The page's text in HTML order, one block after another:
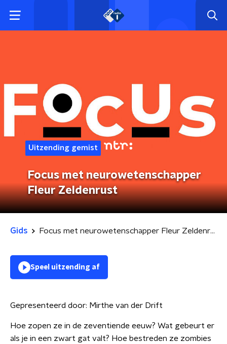
Uitzending gemist
Focus met neurowetenschapper
Fleur Zeldenrust
Gids Focus met neurowetenschapper Fleur Zeldenrust
Speel uitzending af
Gepresenteerd door: Mirthe van der Drift
Hoe zopen ze in de zeventiende eeuw? Wat gebeurt er
als je in een zwart gat valt? Hoe bestreden ze zombies